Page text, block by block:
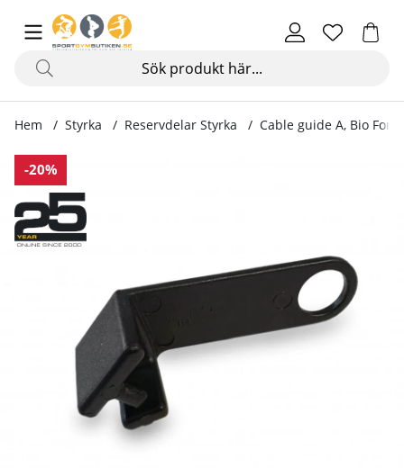
Hem Styrka Reservdelar Styrka Cable guide A, Bio Force
-20%
Produktbilder Cable guide A, Bio Force